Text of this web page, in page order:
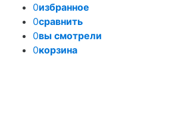
0избранное
0сравнить
0вы смотрели
0корзина